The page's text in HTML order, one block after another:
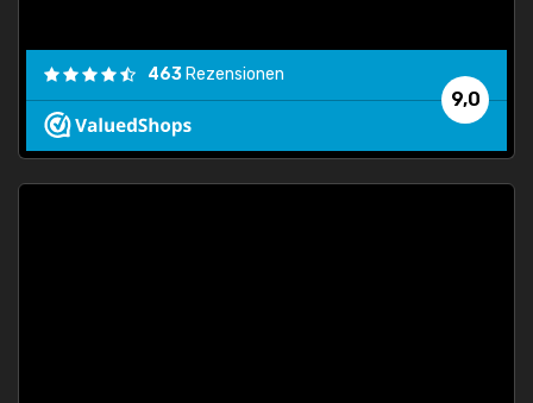
9,0
463 Rezensionen